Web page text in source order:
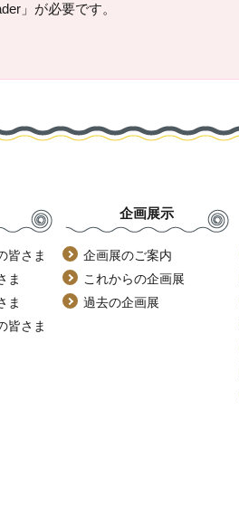
」が必要です。
皆さま
ま
ま
皆さま
企画展示
企画展のご案内
これからの企画展
過去の企画展